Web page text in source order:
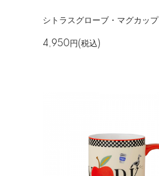
シトラスグローブ・マグカップ
4,950円(税込)